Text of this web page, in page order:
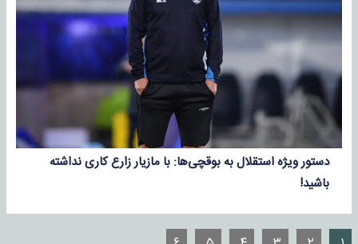
دستور ویژه استقلال به بوقچی‌ها: با مازیار زارع کاری نداشته
باشید!